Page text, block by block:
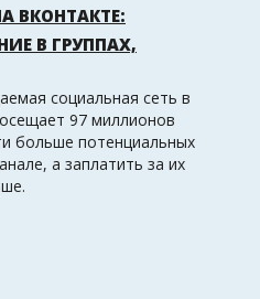
ВКОНТАКТЕ:
В ГРУППАХ,
социальная сеть в
97 миллионов
больше потенциальных
а заплатить за их